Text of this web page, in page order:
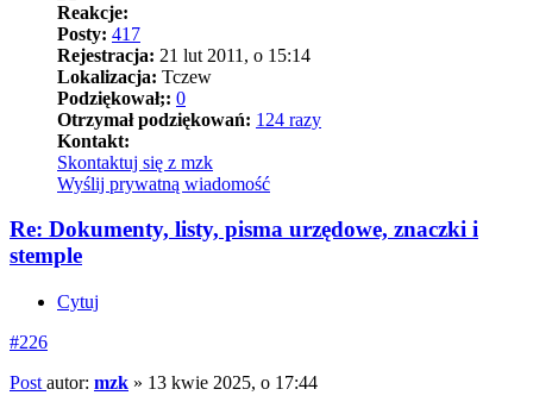
Reakcje:
Posty: 417
Rejestracja: 21 lut 2011, o 15:14
Lokalizacja: Tczew
Podziękował;: 0
Otrzymał podziękowań: 124 razy
Kontakt:
Skontaktuj się z mzk
Wyślij prywatną wiadomość
Re: Dokumenty, listy, pisma urzędowe, znaczki i
stemple
Cytuj
#226
Post autor: mzk » 13 kwie 2025, o 17:44